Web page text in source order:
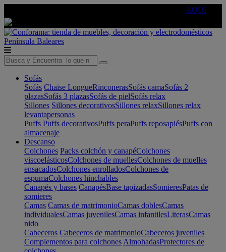
AQUÍ
Península Baleares
Sofás
Sofás Chaise LongueRinconerasSofás camaSofás 2
plazasSofás 3 plazasSofás de pielSofás relax
Sillones Sillones decorativosSillones relaxSillones relax
levantapersonas
Puffs Puffs decorativosPuffs peraPuffs reposapiésPuffs con
almacenaje
Descanso
Colchones Packs colchón y canapéColchones
viscoelásticosColchones de muellesColchones de muelles
ensacadosColchones enrolladosColchones de
espumaColchones hinchables
Canapés y bases CanapésBase tapizadasSomieresPatas de
somieres
Camas Camas de matrimonioCamas doblesCamas
individualesCamas juvenilesCamas infantilesLiterasCamas
nido
Cabeceros Cabeceros de matrimonioCabeceros juveniles
Complementos para colchones AlmohadasProtectores de